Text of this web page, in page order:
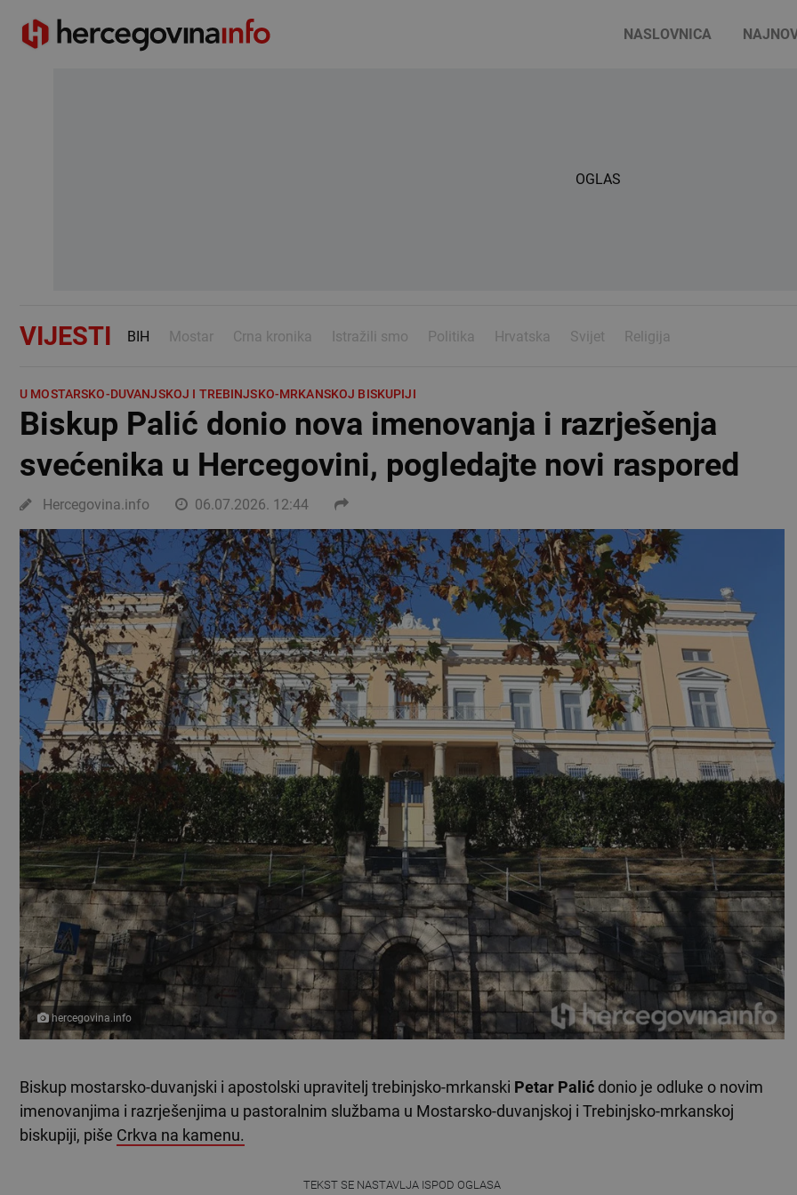
NASLOVNICA
OGLAS
VIJESTI BIH Mostar Crna kronika Istražili smo Politika Hrvatska Svijet Religija
U MOSTARSKO-DUVANJSKOJ I TREBINJSKO-MRKANSKOJ BISKUPIJI
Biskup Palić donio nova imenovanja i razrješenja
svećenika u Hercegovini, pogledajte novi raspored
Hercegovina.info 06.07.2026. 12:44
hercegovina.info
Biskup mostarsko-duvanjski i apostolski upravitelj trebinjsko-mrkanski Petar Palić donio je odluke o novim
imenovanjima i razrješenjima u pastoralnim službama u Mostarsko-duvanjskoj i Trebinjsko-mrkanskoj
biskupiji, piše Crkva na kamenu.
TEKST SE NASTAVLJA ISPOD OGLASA